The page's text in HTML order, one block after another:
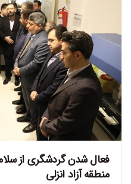
فعال شدن گردشگری از
منطقه آزاد انزلی